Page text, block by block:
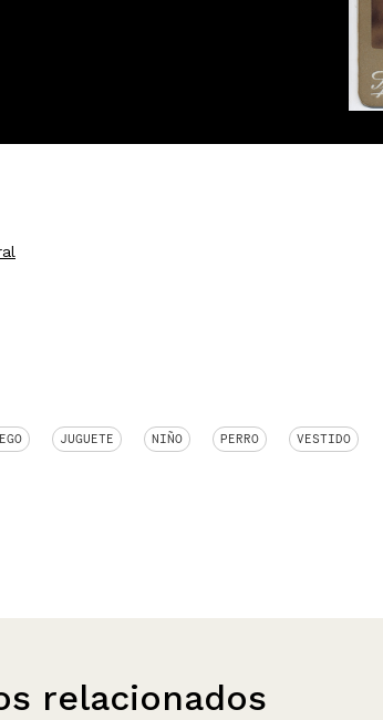
JUGUETE NIÑO PERRO VESTIDO
relacionados